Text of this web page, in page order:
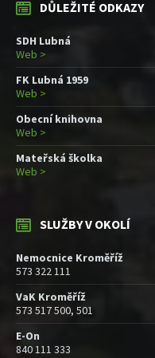
DŮLEŽITÉ ODKAZY
SDH Lubná
Web >
FK Lubná 1959
Web >
Obecní knihovna
Web >
Mateřská školka
Web >
SLUŽBY V OKOLÍ
Nemocnice Kroměříž
573 322 111
VaK Kroměříž
573 517 500, 501
E-On
840 111 333